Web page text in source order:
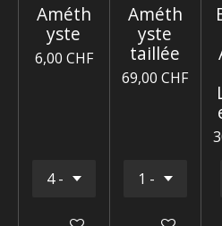
Améth
yste
6,00 CHF
Améth
yste
taillée
69,00 CHF